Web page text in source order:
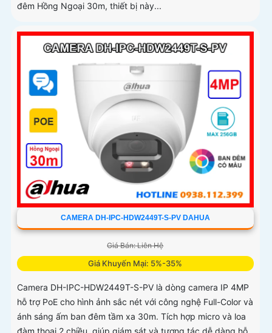
đêm Hồng Ngoại 30m, thiết bị này...
CAMERA DH-IPC-HDW2449T-S-PV DAHUA
Giá Bán: Liên Hệ
Giá Khuyến Mại: 5%-35%
Camera DH-IPC-HDW2449T-S-PV là dòng camera IP 4MP
hỗ trợ PoE cho hình ảnh sắc nét với công nghệ Full-Color và
ánh sáng ấm ban đêm tầm xa 30m. Tích hợp micro và loa
đàm thoại 2 chiều, giúp giám sát và tương tác dễ dàng hỗ